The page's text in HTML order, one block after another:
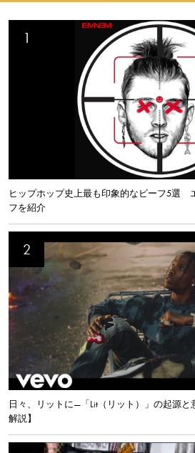
ヒップホップ史上最も印象的なビーフ5選
フを紹介
日々、リットに—「Lit（リット）」の起源
解説】